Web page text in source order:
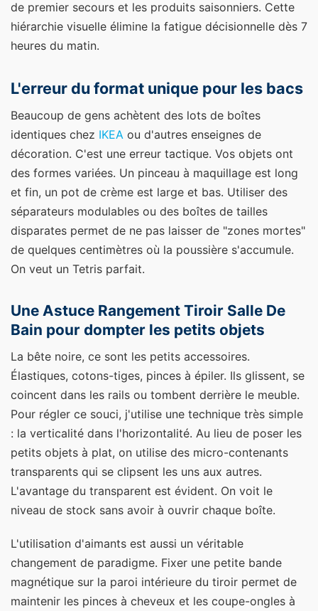
de premier secours et les produits saisonniers. Cette
hiérarchie visuelle élimine la fatigue décisionnelle dès 7
heures du matin.
L'erreur du format unique pour les bacs
Beaucoup de gens achètent des lots de boîtes
identiques chez IKEA ou d'autres enseignes de
décoration. C'est une erreur tactique. Vos objets ont
des formes variées. Un pinceau à maquillage est long
et fin, un pot de crème est large et bas. Utiliser des
séparateurs modulables ou des boîtes de tailles
disparates permet de ne pas laisser de "zones mortes"
de quelques centimètres où la poussière s'accumule.
On veut un Tetris parfait.
Une Astuce Rangement Tiroir Salle De
Bain pour dompter les petits objets
La bête noire, ce sont les petits accessoires.
Élastiques, cotons-tiges, pinces à épiler. Ils glissent, se
coincent dans les rails ou tombent derrière le meuble.
Pour régler ce souci, j'utilise une technique très simple
: la verticalité dans l'horizontalité. Au lieu de poser les
petits objets à plat, on utilise des micro-contenants
transparents qui se clipsent les uns aux autres.
L'avantage du transparent est évident. On voit le
niveau de stock sans avoir à ouvrir chaque boîte.
L'utilisation d'aimants est aussi un véritable
changement de paradigme. Fixer une petite bande
magnétique sur la paroi intérieure du tiroir permet de
maintenir les pinces à cheveux et les coupe-ongles à